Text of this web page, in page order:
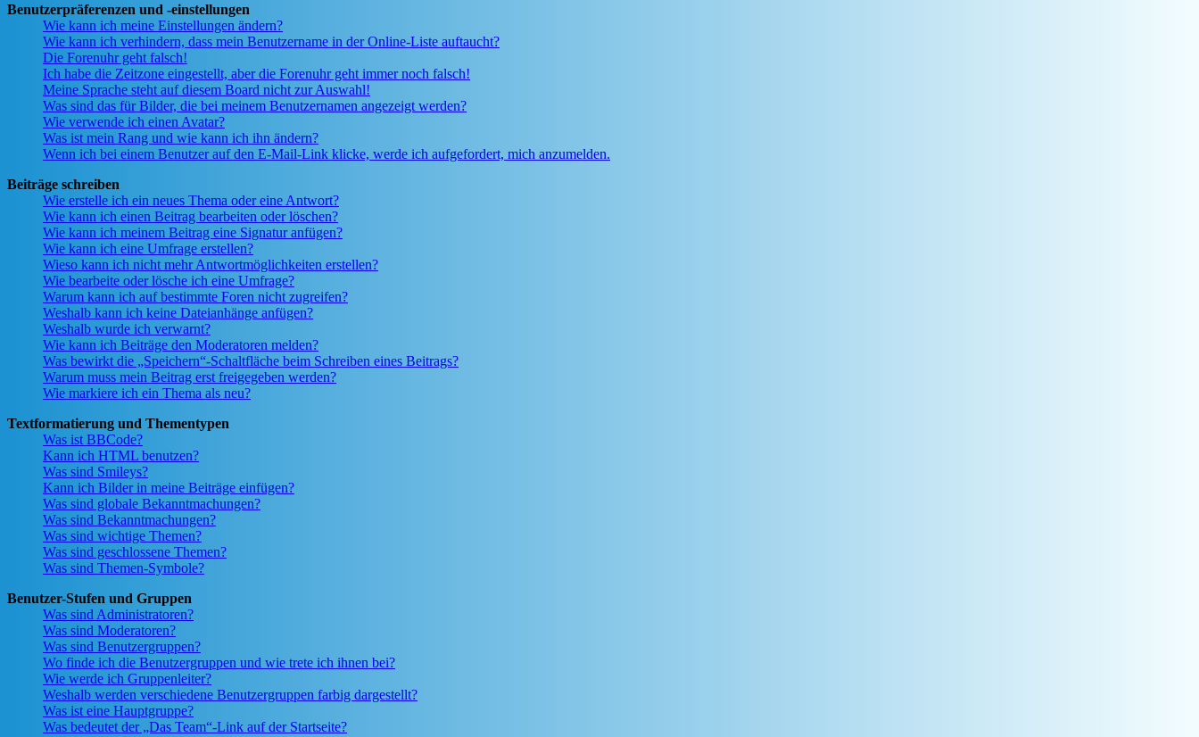
Benutzerpräferenzen und -einstellungen
Wie kann ich meine Einstellungen ändern?
Wie kann ich verhindern, dass mein Benutzername in der Online-Liste auftaucht?
Die Forenuhr geht falsch!
Ich habe die Zeitzone eingestellt, aber die Forenuhr geht immer noch falsch!
Meine Sprache steht auf diesem Board nicht zur Auswahl!
Was sind das für Bilder, die bei meinem Benutzernamen angezeigt werden?
Wie verwende ich einen Avatar?
Was ist mein Rang und wie kann ich ihn ändern?
Wenn ich bei einem Benutzer auf den E-Mail-Link klicke, werde ich aufgefordert, mich anzumelden.
Beiträge schreiben
Wie erstelle ich ein neues Thema oder eine Antwort?
Wie kann ich einen Beitrag bearbeiten oder löschen?
Wie kann ich meinem Beitrag eine Signatur anfügen?
Wie kann ich eine Umfrage erstellen?
Wieso kann ich nicht mehr Antwortmöglichkeiten erstellen?
Wie bearbeite oder lösche ich eine Umfrage?
Warum kann ich auf bestimmte Foren nicht zugreifen?
Weshalb kann ich keine Dateianhänge anfügen?
Weshalb wurde ich verwarnt?
Wie kann ich Beiträge den Moderatoren melden?
Was bewirkt die „Speichern“-Schaltfläche beim Schreiben eines Beitrags?
Warum muss mein Beitrag erst freigegeben werden?
Wie markiere ich ein Thema als neu?
Textformatierung und Thementypen
Was ist BBCode?
Kann ich HTML benutzen?
Was sind Smileys?
Kann ich Bilder in meine Beiträge einfügen?
Was sind globale Bekanntmachungen?
Was sind Bekanntmachungen?
Was sind wichtige Themen?
Was sind geschlossene Themen?
Was sind Themen-Symbole?
Benutzer-Stufen und Gruppen
Was sind Administratoren?
Was sind Moderatoren?
Was sind Benutzergruppen?
Wo finde ich die Benutzergruppen und wie trete ich ihnen bei?
Wie werde ich Gruppenleiter?
Weshalb werden verschiedene Benutzergruppen farbig dargestellt?
Was ist eine Hauptgruppe?
Was bedeutet der „Das Team“-Link auf der Startseite?